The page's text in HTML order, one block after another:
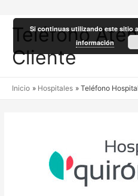
Teléfono
Cliente
Inicio Hospitales Teléfono
Si continuas utilizando este sitio
información